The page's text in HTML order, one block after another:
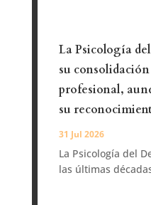
La Psicología
su
profesional,
su
31 Jul 2026
La Psicología del
las últimas